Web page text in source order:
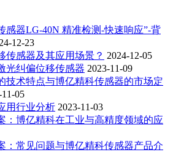
器LG-40N 精准检测-快速响应”-背
12-23
传感器及其应用场景？ 2024-12-05
光纠偏位移传感器 2023-11-09
技术特点与博亿精科传感器的市场定
05
用行业分析 2023-11-03
：博亿精科在工业与高精度领域的应
：常见问题与博亿精科传感器产品介